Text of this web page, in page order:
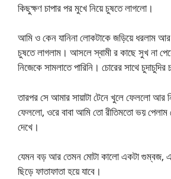
কিছুক্ষণ চাপার পর মুখে নিয়ে চুষতে লাগলো।
আমি ও কেন যানিনা লোকটাকে জড়িয়ে ধরলাম আর
চুষতে লাগলাম। আসলে স্বামী র কাছে সুখ না
নিজেকে সামলাতে পারিনি। চোরের সাথে চুদাচুদির
তারপর সে আমার সায়াটা টেনে খুলে ফেললো আর
ফেললো, ওরে বাবা আমি তো রীতিমতো ভয়
দেখে।
যেমন বড় আর তেমন মোটা কালো একটা গুম্বজ,
ছিড়ে ফাতাফাতা হয়ে যাবে।